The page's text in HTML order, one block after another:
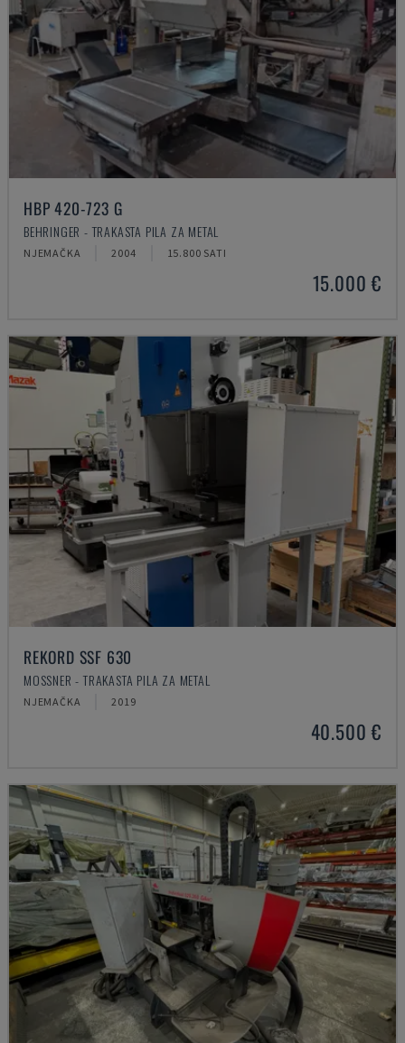
HBP 420-723 G
BEHRINGER - TRAKASTA PILA ZA METAL
NJEMAČKA 2004 15.800 SATI
15.000 €
REKORD SSF 630
MOSSNER - TRAKASTA PILA ZA METAL
NJEMAČKA 2019
40.500 €